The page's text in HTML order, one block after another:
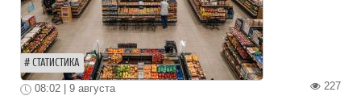
СТАТИСТИКА
227
08:02 | 9 августа